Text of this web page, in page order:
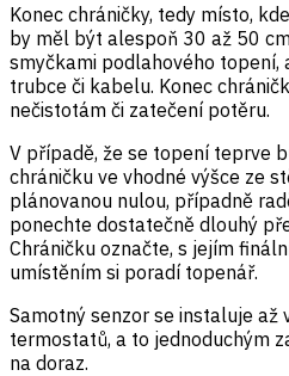
Konec chráničky, tedy místo,
by měl být alespoň 30 až 50
smyčkami podlahového
trubce či kabelu. Konec
nečistotám či zatečení potěru.
V případě, že se topení teprve
chráničku ve vhodné výšce ze
plánovanou nulou, případně
ponechte dostatečně dlouhý
Chráničku označte, s jejím
umístěním si poradí topenář.
Samotný senzor se instaluje
termostatů, a to jednoduchým
na doraz.